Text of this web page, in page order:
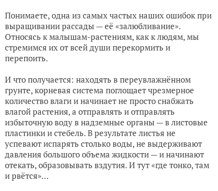
Понимаете, одна из самых частых наших ошибок при
выращивании рассады — её «залюбливание».
Относясь к малышам-растениям, как к людям, мы
стремимся их от всей души перекормить и
перепоить.
И что получается: находять в переувлажнённом
грунте, корневая система поглощает чрезмерное
количество влаги и начинает не просто снабжать
влагой растения, а отправлять и отправлять
избыточную воду в надземные органы — в листовые
пластинки и стебель. В результате листья не
успевают испарять столько воды, не выдерживают
давления большого объема жидкости — и начинают
отекать, образовывать вздутия. И тут «где тонко, там
и рвётся»…